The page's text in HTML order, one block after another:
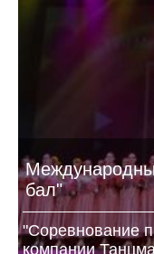
бал"
"Соревнование
компании